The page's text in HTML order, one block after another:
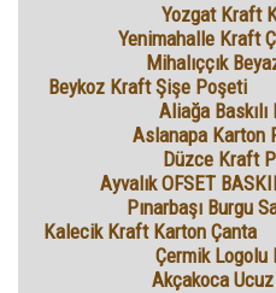
Yozgat Kraft
Yenimahalle Kraft
Mihalıççık
Beykoz Kraft Şişe Poşeti
Aliağa
Aslanapa Karton
Düzce Kraft
Ayvalık OFSET
Pınarbaşı Burgu
Kalecik Kraft Karton Çanta
Çermik Logolu
Akçakoca